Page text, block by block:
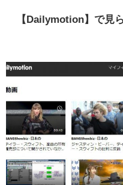
【Dailymotion】で見